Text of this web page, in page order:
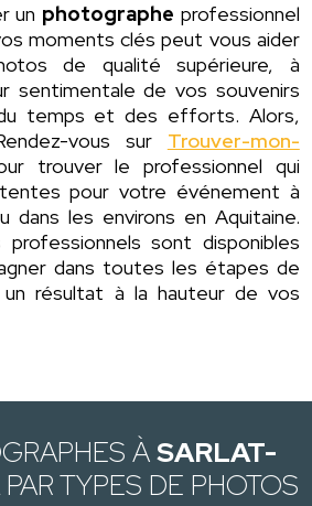
un photographe professionnel
moments clés peut vous aider
de qualité supérieure, à
sentimentale de vos souvenirs
temps et des efforts. Alors,
vous sur Trouver-mon-
trouver le professionnel qui
pour votre événement à
dans les environs en Aquitaine.
sont disponibles
dans toutes les étapes de
résultat à la hauteur de vos
ÀSARLAT-
PAR TYPES DE PHOTOS